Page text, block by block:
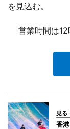
を見込む。
営業時間は12
見る
香